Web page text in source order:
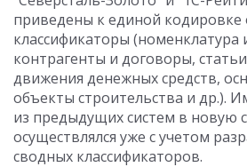
приведены к единой кодировке
классификаторы (номенклатура
контрагенты и договоры,
движения денежных средств,
объекты строительства и др.).
из предыдущих систем в новую
осуществлялся уже с учетом
сводных классификаторов.